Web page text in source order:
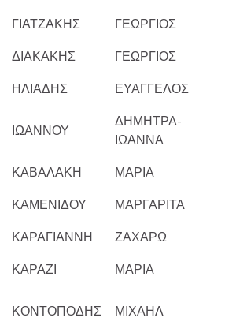
ΓΙΑΤΖΑΚΗΣ ΓΕΩΡΓΙΟΣ
ΔΙΑΚΑΚΗΣ ΓΕΩΡΓΙΟΣ
ΗΛΙΑΔΗΣ ΕΥΑΓΓΕΛΟΣ
ΙΩΑΝΝΟΥ
ΔΗΜΗΤΡΑ-
ΙΩΑΝΝΑ
ΚΑΒΑΛΑΚΗ ΜΑΡΙΑ
ΚΑΜΕΝΙΔΟΥ ΜΑΡΓΑΡΙΤΑ
ΚΑΡΑΓΙΑΝΝΗ ΖΑΧΑΡΩ
ΚΑΡΑΖΙ ΜΑΡΙΑ
ΚΟΝΤΟΠΟΔΗΣ ΜΙΧΑΗΛ